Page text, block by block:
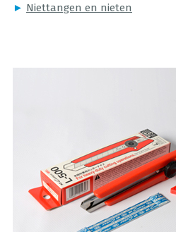
► Niettangen en nieten